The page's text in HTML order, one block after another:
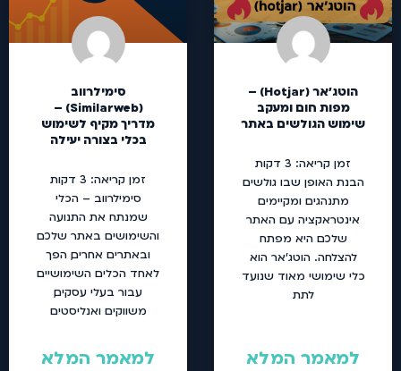
הוטג'אר (Hotjar) –
מפות חום ומעקב
שימוש הגולשים באתר
זמן קריאה: 3 דקות
הבנת האופן שבו גולשים
מתנהגים ומקיימים
אינטראקציה עם האתר
שלכם היא מפתח
להצלחה. הוטג'אר הוא
כלי שימושי מאוד שנועד
לתת
למאמר המלא
סימילרווב
(Similarweb) –
מדריך מקיף לשימוש
בכלי בצורה יעילה
זמן קריאה: 3 דקות
סימילרווב – הכלי
שמנתח את התנועה
והשימושים באתר שלכם
ובאתרים אחרים, הפך
לאחד הכלים השימושיים
עבור בעלי עסקים,
משווקים ואנליסטים
למאמר המלא